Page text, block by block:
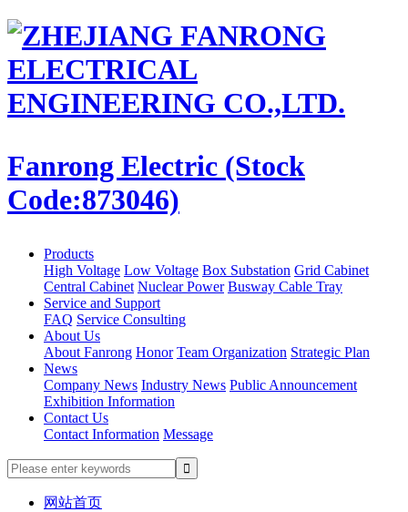
Fanrong Electric (Stock
Code:873046)
Products
High Voltage Low Voltage Box Substation Grid Cabinet
Central Cabinet Nuclear Power Busway Cable Tray
Service and Support
FAQ Service Consulting
About Us
About Fanrong Honor Team Organization Strategic Plan
News
Company News Industry News Public Announcement
Exhibition Information
Contact Us
Contact Information Message
网站首页